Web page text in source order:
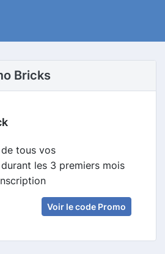
Bricks
de tous vos
les 3 premiers mois
Voir le code Promo